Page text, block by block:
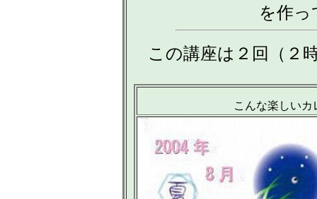
を作っ
この講座は２回（２
こんな楽しい